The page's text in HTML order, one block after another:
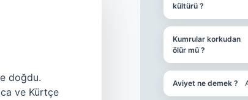
doğdu.
ve Kürtçe
kültürü ?
Kumrular korkudan
ölür mü ?
Aviyet ne demek ?